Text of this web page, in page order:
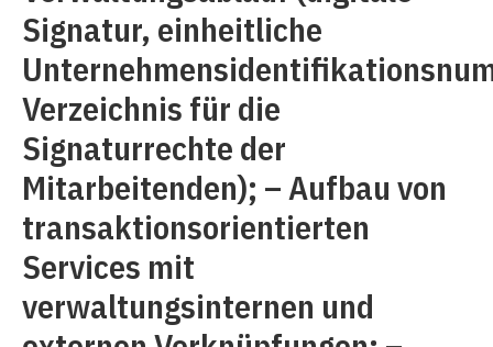
Signatur, einheitliche
Verzeichnis für die
Signaturrechte der
Mitarbeitenden); – Aufbau von
transaktionsorientierten
Services mit
verwaltungsinternen und